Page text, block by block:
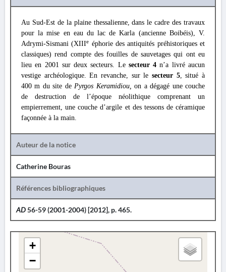
Au Sud-Est de la plaine thessalienne, dans le cadre des travaux
pour la mise en eau du lac de Karla (ancienne Boibéis), V.
Adrymi-Sismani (XIIIe éphorie des antiquités préhistoriques et
classiques) rend compte des fouilles de sauvetages qui ont eu
lieu en 2001 sur deux secteurs. Le secteur 4 n’a livré aucun
vestige archéologique. En revanche, sur le secteur 5, situé à
400 m du site dePyrgos Keramidiou,on a dégagé une couche
de destruction de l’époque néolithique comprenant un
empierrement, une couche d’argile et des tessons de céramique
façonnée à la main.
Auteur de la notice
Catherine Bouras
Références bibliographiques
AD56-59 (2001-2004) [2012], p. 465.
+
−